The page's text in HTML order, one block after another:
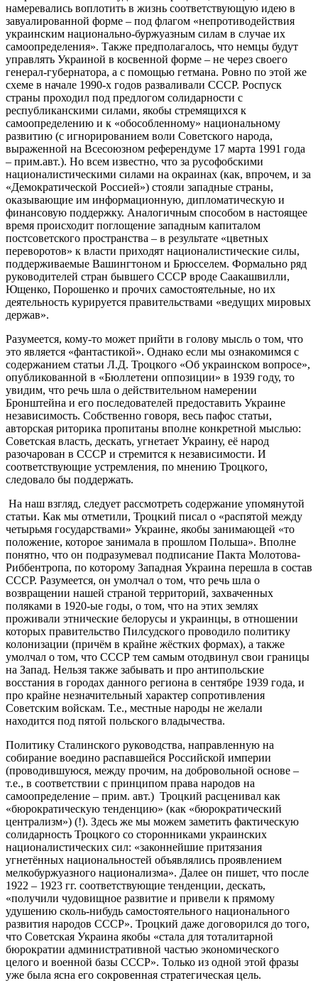
намеревались воплотить в жизнь соответствующую идею в
завуалированной форме – под флагом «непротиводействия
украинским национально-буржуазным силам в случае их
самоопределения». Также предполагалось, что немцы будут
управлять Украиной в косвенной форме – не через своего
генерал-губернатора, а с помощью гетмана. Ровно по этой же
схеме в начале 1990-х годов разваливали СССР. Роспуск
страны проходил под предлогом солидарности с
республиканскими силами, якобы стремящихся к
самоопределению и к «обособленному» национальному
развитию (с игнорированием воли Советского народа,
выраженной на Всесоюзном референдуме 17 марта 1991 года
– прим.авт.). Но всем известно, что за русофобскими
националистическими силами на окраинах (как, впрочем, и за
«Демократической Россией») стояли западные страны,
оказывающие им информационную, дипломатическую и
финансовую поддержку. Аналогичным способом в настоящее
время происходит поглощение западным капиталом
постсоветского пространства – в результате «цветных
переворотов» к власти приходят националистические силы,
поддерживаемые Вашингтоном и Брюсселем. Формально ряд
руководителей стран бывшего СССР вроде Саакашвилли,
Ющенко, Порошенко и прочих самостоятельные, но их
деятельность курируется правительствами «ведущих мировых
держав».
Разумеется, кому-то может прийти в голову мысль о том, что
это является «фантастикой». Однако если мы ознакомимся с
содержанием статьи Л.Д. Троцкого «Об украинском вопросе»,
опубликованной в «Бюллетени оппозиции» в 1939 году, то
увидим, что речь шла о действительном намерении
Бронштейна и его последователей предоставить Украине
независимость. Собственно говоря, весь пафос статьи,
авторская риторика пропитаны вполне конкретной мыслью:
Советская власть, дескать, угнетает Украину, её народ
разочарован в СССР и стремится к независимости. И
соответствующие устремления, по мнению Троцкого,
следовало бы поддержать.
На наш взгляд, следует рассмотреть содержание упомянутой
статьи. Как мы отметили, Троцкий писал о «распятой между
четырьмя государствами» Украине, якобы занимающей «то
положение, которое занимала в прошлом Польша». Вполне
понятно, что он подразумевал подписание Пакта Молотова-
Риббентропа, по которому Западная Украина перешла в состав
СССР. Разумеется, он умолчал о том, что речь шла о
возвращении нашей страной территорий, захваченных
поляками в 1920-ые годы, о том, что на этих землях
проживали этнические белорусы и украинцы, в отношении
которых правительство Пилсудского проводило политику
колонизации (причём в крайне жёстких формах), а также
умолчал о том, что СССР тем самым отодвинул свои границы
на Запад. Нельзя также забывать и про антипольские
восстания в городах данного региона в сентябре 1939 года, и
про крайне незначительный характер сопротивления
Советским войскам. Т.е., местные народы не желали
находится под пятой польского владычества.
Политику Сталинского руководства, направленную на
собирание воедино распавшейся Российской империи
(проводившуюся, между прочим, на добровольной основе –
т.е., в соответствии с принципом права народов на
самоопределение – прим. авт.) Троцкий расценивал как
«бюрократическую тенденцию» (как «бюрократический
централизм») (!). Здесь же мы можем заметить фактическую
солидарность Троцкого со сторонниками украинских
националистических сил: «законнейшие притязания
угнетённых национальностей объявлялись проявлением
мелкобуржуазного национализма». Далее он пишет, что после
1922 – 1923 гг. соответствующие тенденции, дескать,
«получили чудовищное развитие и привели к прямому
удушению сколь-нибудь самостоятельного национального
развития народов СССР». Троцкий даже договорился до того,
что Советская Украина якобы «стала для тоталитарной
бюрократии административной частью экономического
целого и военной базы СССР». Только из одной этой фразы
уже была ясна его сокровенная стратегическая цель.